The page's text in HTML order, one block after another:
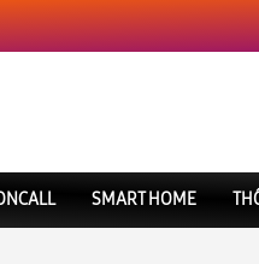
SMART HOME